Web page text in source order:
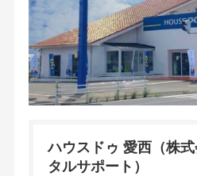
ハウスドゥ 愛西（株
タルサポート）